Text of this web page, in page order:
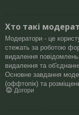
Хто такі
Модератори - це
стежать за роботою
видалення
видалення та
Основне завдання
(оффтопік) та
Догори